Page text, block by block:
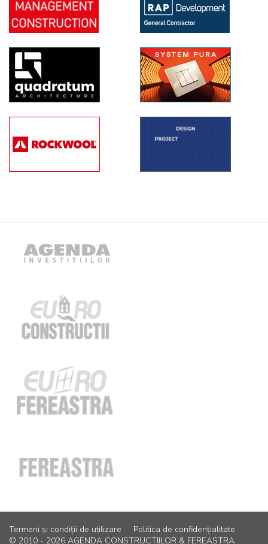
Termeni și condiții de utilizare
Politica de confidențialitate
© 2010 - 2026 AGENDA CONSTRUCTIILOR & FEREASTRA.